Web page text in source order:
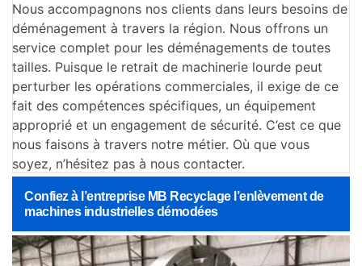
Nous accompagnons nos clients dans leurs besoins de
déménagement à travers la région. Nous offrons un
service complet pour les déménagements de toutes
tailles. Puisque le retrait de machinerie lourde peut
perturber les opérations commerciales, il exige de ce
fait des compétences spécifiques, un équipement
approprié et un engagement de sécurité. C’est ce que
nous faisons à travers notre métier. Où que vous
soyez, n’hésitez pas à nous contacter.
Confiez à l’entreprise MB Recyclage l’enlèvement de
machines industrielles démodées